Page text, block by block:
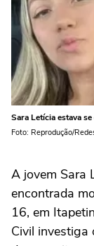
Sara Letícia estava
Foto: Reprodução/
A jovem Sara
encontrada
16, em
Civil investiga